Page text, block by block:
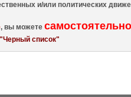
и/или политических
, вы можете
список"